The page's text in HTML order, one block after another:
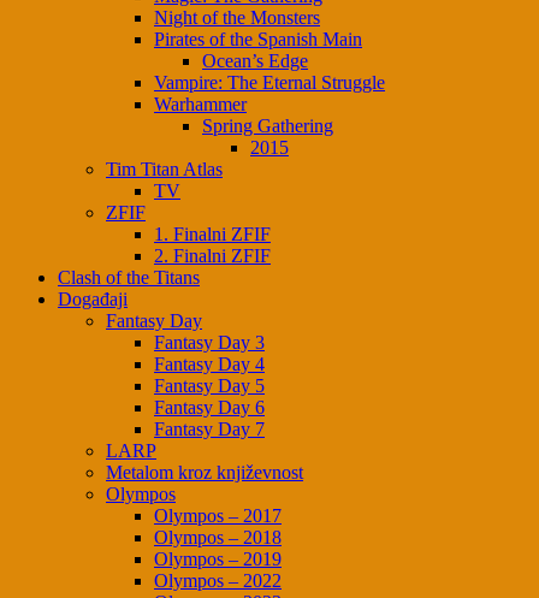
Night of the Monsters
Pirates of the Spanish Main
Ocean’s Edge
Vampire: The Eternal Struggle
Warhammer
Spring Gathering
2015
Tim Titan Atlas
TV
ZFIF
1. Finalni ZFIF
2. Finalni ZFIF
Clash of the Titans
Događaji
Fantasy Day
Fantasy Day 3
Fantasy Day 4
Fantasy Day 5
Fantasy Day 6
Fantasy Day 7
LARP
Metalom kroz književnost
Olympos
Olympos – 2017
Olympos – 2018
Olympos – 2019
Olympos – 2022